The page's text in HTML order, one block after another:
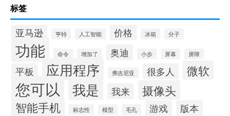
标签
亚马逊 亨特 人工智能 价格 冰箱 分子
功能 命令 增加了 奥迪 小步 屏幕 屏障
平板 应用程序 弗吉尼亚 很多人 微软
您可以 我是 我来
摄像头
智能手机
标志性 模型 毛孔 游戏
版本